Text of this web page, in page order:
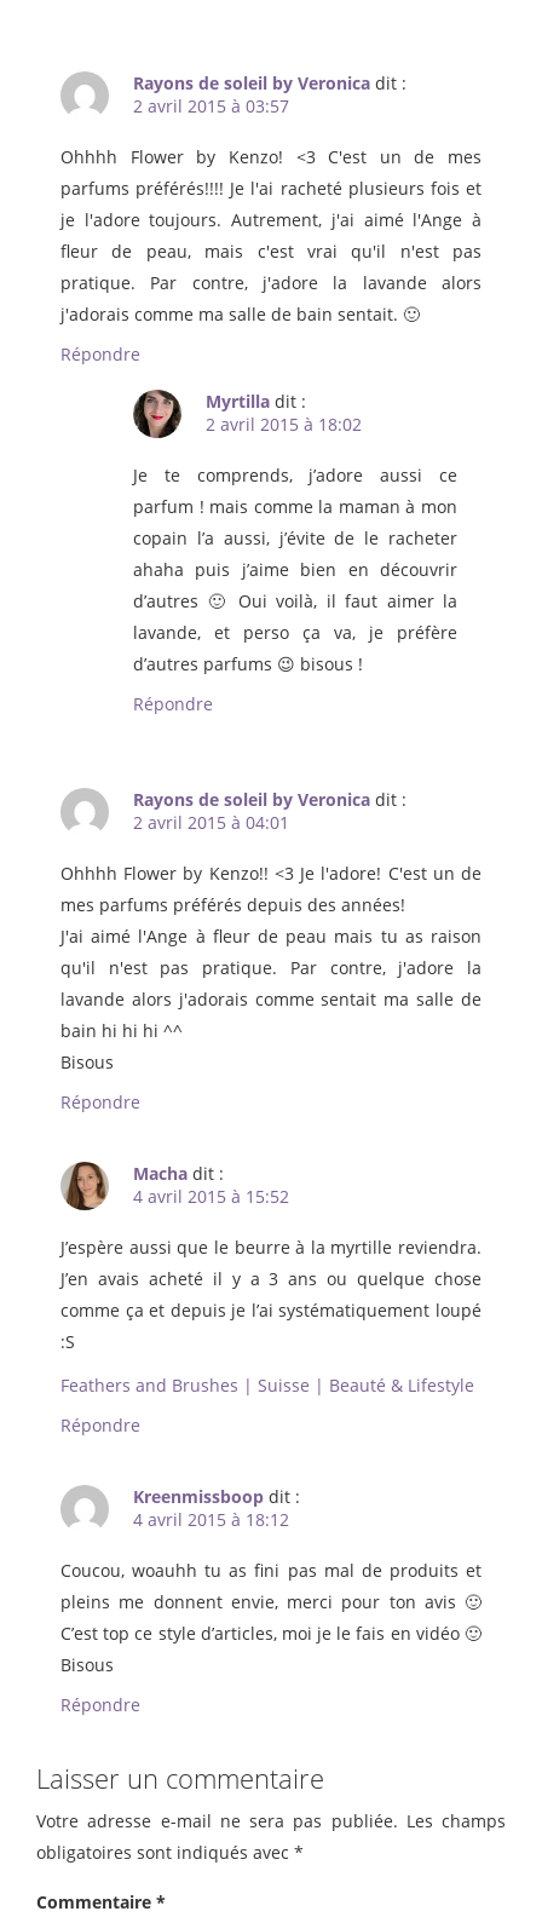
Rayons de soleil by Veronica dit :
2 avril 2015 à 03:57
Ohhhh Flower by Kenzo! <3 C'est un de mes
parfums préférés!!!! Je l'ai racheté plusieurs fois et
je l'adore toujours. Autrement, j'ai aimé l'Ange à
fleur de peau, mais c'est vrai qu'il n'est pas
pratique. Par contre, j'adore la lavande alors
j'adorais comme ma salle de bain sentait. 🙂
Répondre
Myrtilla dit :
2 avril 2015 à 18:02
Je te comprends, j’adore aussi ce
parfum ! mais comme la maman à mon
copain l’a aussi, j’évite de le racheter
ahaha puis j’aime bien en découvrir
d’autres 🙂 Oui voilà, il faut aimer la
lavande, et perso ça va, je préfère
d’autres parfums 😉 bisous !
Répondre
Rayons de soleil by Veronica dit :
2 avril 2015 à 04:01
Ohhhh Flower by Kenzo!! <3 Je l'adore! C'est un de
mes parfums préférés depuis des années!
J'ai aimé l'Ange à fleur de peau mais tu as raison
qu'il n'est pas pratique. Par contre, j'adore la
lavande alors j'adorais comme sentait ma salle de
bain hi hi hi ^^
Bisous
Répondre
Macha dit :
4 avril 2015 à 15:52
J’espère aussi que le beurre à la myrtille reviendra.
J’en avais acheté il y a 3 ans ou quelque chose
comme ça et depuis je l’ai systématiquement loupé
:S
Feathers and Brushes | Suisse | Beauté & Lifestyle
Répondre
Kreenmissboop dit :
4 avril 2015 à 18:12
Coucou, woauhh tu as fini pas mal de produits et
pleins me donnent envie, merci pour ton avis 🙂
C’est top ce style d’articles, moi je le fais en vidéo 🙂
Bisous
Répondre
Laisser un commentaire
Votre adresse e-mail ne sera pas publiée. Les champs
obligatoires sont indiqués avec *
Commentaire *